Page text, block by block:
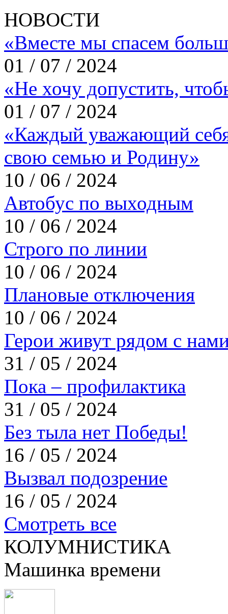
НОВОСТИ
«Вместе мы спасем
01 / 07 / 2024
«Не хочу допустить,
01 / 07 / 2024
«Каждый уважающий
свою семью и Родину»
10 / 06 / 2024
Автобус по выходным
10 / 06 / 2024
Строго по линии
10 / 06 / 2024
Плановые отключения
10 / 06 / 2024
Герои живут рядом с
31 / 05 / 2024
Пока – профилактика
31 / 05 / 2024
Без тыла нет Победы!
16 / 05 / 2024
Вызвал подозрение
16 / 05 / 2024
Смотреть все
КОЛУМНИСТИКА
Машинка времени